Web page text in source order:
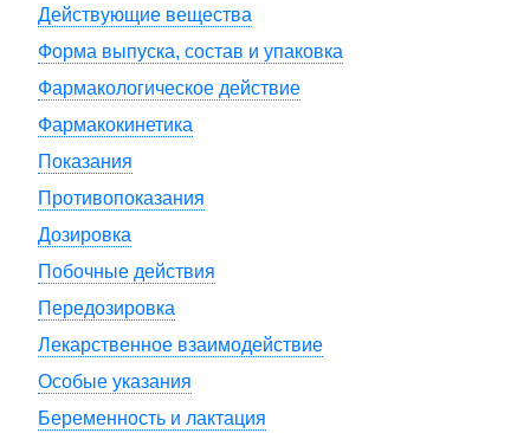
Действующие вещества
Форма выпуска, состав и упаковка
Фармакологическое действие
Фармакокинетика
Показания
Противопоказания
Дозировка
Побочные действия
Передозировка
Лекарственное взаимодействие
Особые указания
Беременность и лактация